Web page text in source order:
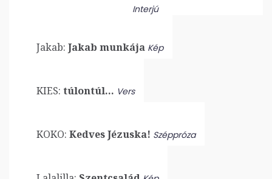
Interjú
Jakab: Jakab munkája Kép
KIES: túlontúl… Vers
KOKO: Kedves Jézuska! Széppróza